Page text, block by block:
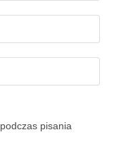
pisania